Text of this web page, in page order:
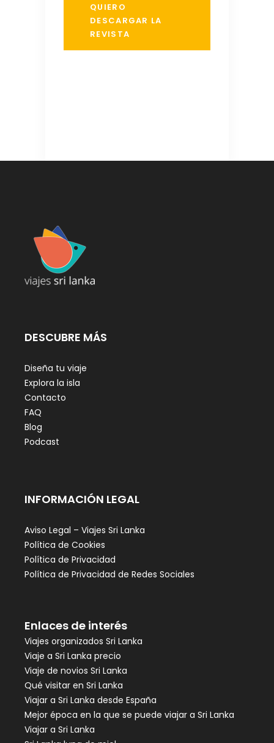
QUIERO
DESCARGAR LA
REVISTA
DESCUBRE MÁS
Diseña tu viaje
Explora la isla
Contacto
FAQ
Blog
Podcast
INFORMACIÓN LEGAL
Aviso Legal – Viajes Sri Lanka
Política de Cookies
Política de Privacidad
Política de Privacidad de Redes Sociales
Enlaces de interés
Viajes organizados Sri Lanka
Viaje a Sri Lanka precio
Viaje de novios Sri Lanka
Qué visitar en Sri Lanka
Viajar a Sri Lanka desde España
Mejor época en la que se puede viajar a Sri Lanka
Viajar a Sri Lanka